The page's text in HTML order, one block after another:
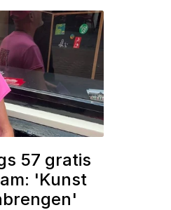
57 gratis
'Kunst